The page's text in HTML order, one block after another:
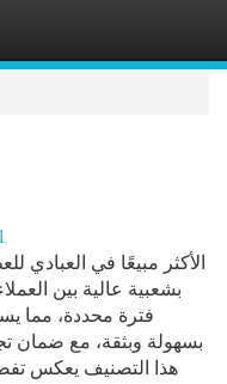
الأكثر مبيعًا في
بشعبية عالية بين
فترة محددة، مما
بسهولة وبثقة، مع ضمان
هذا التصنيف يعكس